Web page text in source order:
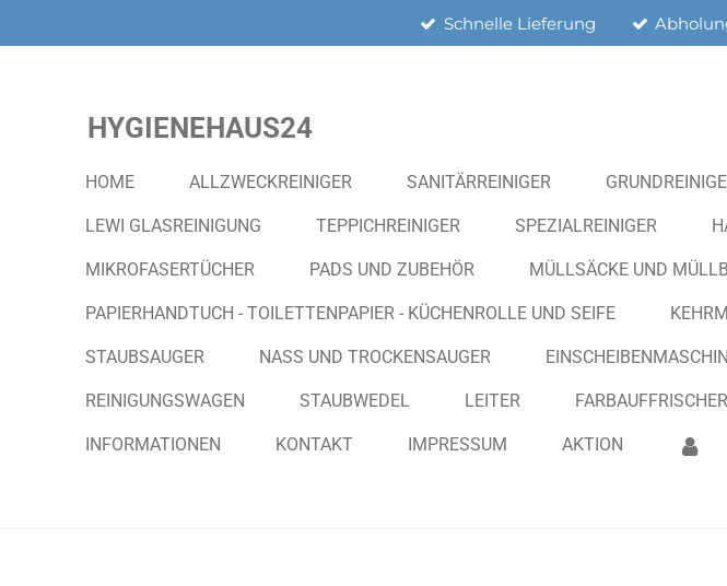
Schnelle Lieferung
HYGIENEHAUS24
HOME ALLZWECKREINIGER SANITÄRREINIGER
LEWI GLASREINIGUNG TEPPICHREINIGER SPEZIALREINIGER
MIKROFASERTÜCHER PADS UND ZUBEHÖR MÜLLSÄCKE UND
PAPIERHANDTUCH - TOILETTENPAPIER - KÜCHENROLLE UND SEIFE
STAUBSAUGER NASS UND TROCKENSAUGER
REINIGUNGSWAGEN STAUBWEDEL LEITER FARBAUFFRISCHER
INFORMATIONEN KONTAKT IMPRESSUM AKTION